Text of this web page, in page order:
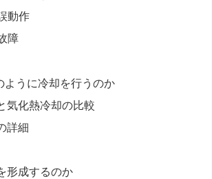
動作
障
ように冷却を行うのか
気化熱冷却の比較
詳細
形成するのか